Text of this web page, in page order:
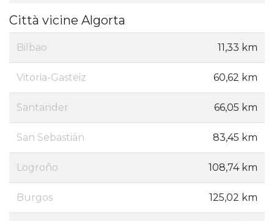
Città vicine Algorta
Bilbao 11,33 km
Vitoria-Gasteiz 60,62 km
Santander 66,05 km
San Sebastián 83,45 km
Logroño 108,74 km
Burgos 125,02 km